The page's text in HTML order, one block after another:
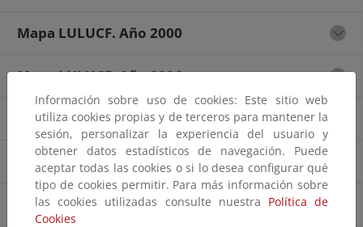
Mapa LULUCF. Año 2000
Mapa LULUCF. Año 2006
Mapa LULUCF. Año 2009
Mapa LULUCF. Año 2012
Mapa LULUCF. Año 2015
Información sobre uso de cookies: Este sitio web
utiliza cookies propias y de terceros para mantener la
sesión, personalizar la experiencia del usuario y
obtener datos estadísticos de navegación. Puede
aceptar todas las cookies o si lo desea configurar qué
tipo de cookies permitir. Para más información sobre
las cookies utilizadas consulte nuestra Política de
Cookies